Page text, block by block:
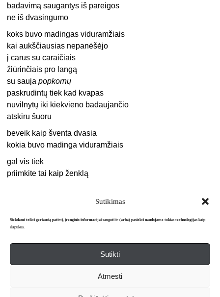
Sutikimas
Siekdami teikti geriausią patirtį, įrenginio informacijai saugoti ir (arba) pasiekti naudojame tokias technologijas kaip
slapukus.
Sutikti
Atmesti
badavimą saugantys iš pareigos
ne iš dvasingumo
koks buvo madingas viduramžiais
kai aukščiausias nepanėšėjo
į carus su caraičiais
žiūrinčiais pro langą
su saujapopkornų
paskrudintų tiek kad kvapas
nuvilnytų iki kiekvieno badaujančio
atskiru šuoru
beveik kaip šventa dvasia
kokia buvo madinga viduramžiais
gal vis tiek
priimkite tai kaip ženklą
Apie mus Redakcija Prenumerata